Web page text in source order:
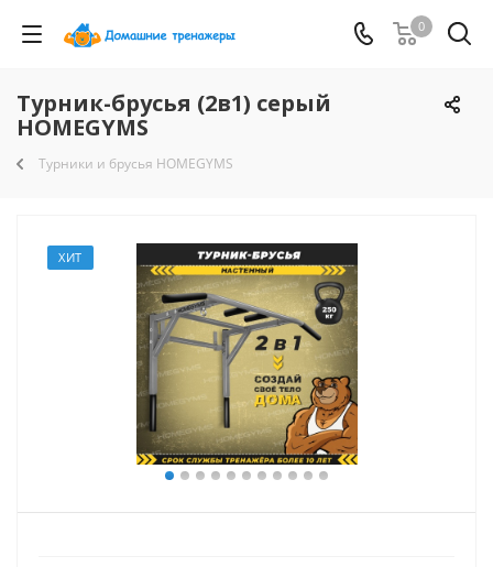
0
Турник-брусья (2в1) серый
HOMEGYMS
Турники и брусья HOMEGYMS
ХИТ